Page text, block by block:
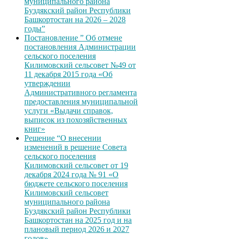
Буздякский район Республики
Башкортостан на 2026 – 2028
годы”
Постановление ” Об отмене
постановления Администрации
сельского поселения
Килимовский сельсовет №49 от
11 декабря 2015 года «Об
утверждении
Административного регламента
предоставления муниципальной
услуги «Выдачи справок,
выписок из похозяйственных
книг»
Решение “О внесении
изменений в решение Совета
сельского поселения
Килимовский сельсовет от 19
декабря 2024 года № 91 «О
бюджете сельского поселения
Килимовский сельсовет
муниципального района
Буздякский район Республики
Башкортостан на 2025 год и на
плановый период 2026 и 2027